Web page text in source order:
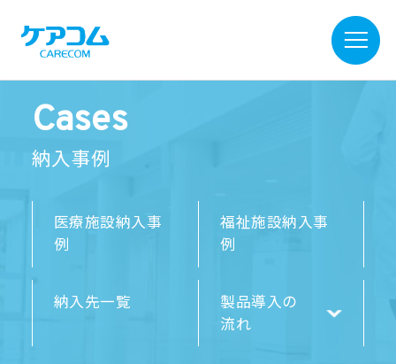
Cases
納入事例
医療施設納入事
例
福祉施設納入事
例
納入先一覧
製品導入の
流れ